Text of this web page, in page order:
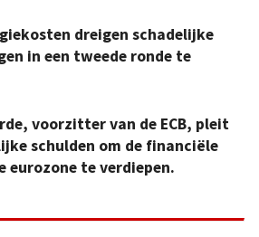
dreigen schadelijke
in een tweede ronde te
voorzitter van de ECB, pleit
schulden om de financiële
eurozone te verdiepen.